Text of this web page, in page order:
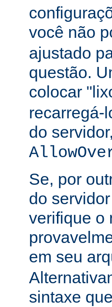
você não
ajustado
questão.
colocar
recarregá-
do
Se, por
do
verifique o
em seu
sintaxe